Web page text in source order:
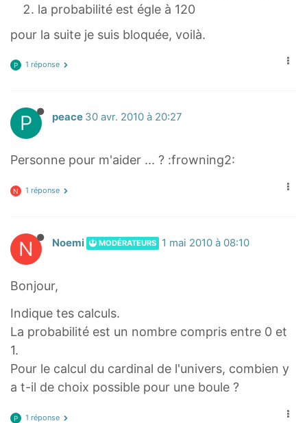
la probabilité est égle à 120
pour la suite je suis bloquée, voilà.
P 1 réponse
P peace 30 avr. 2010 à 20:27
Personne pour m'aider ... ? :frowning2:
N 1 réponse
N Noemi MODÉRATEURS 1 mai 2010 à 08:10
Bonjour,
Indique tes calculs.
La probabilité est un nombre compris entre 0 et
1.
Pour le calcul du cardinal de l'univers, combien y
a t-il de choix possible pour une boule ?
P 1 réponse